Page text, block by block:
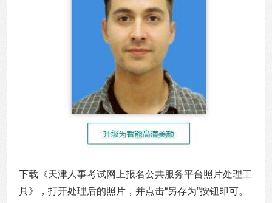
下载《天津人事考试网上报名公共服务平台照片处理工
具》，打开处理后的照片，并点击“另存为”按钮即可。